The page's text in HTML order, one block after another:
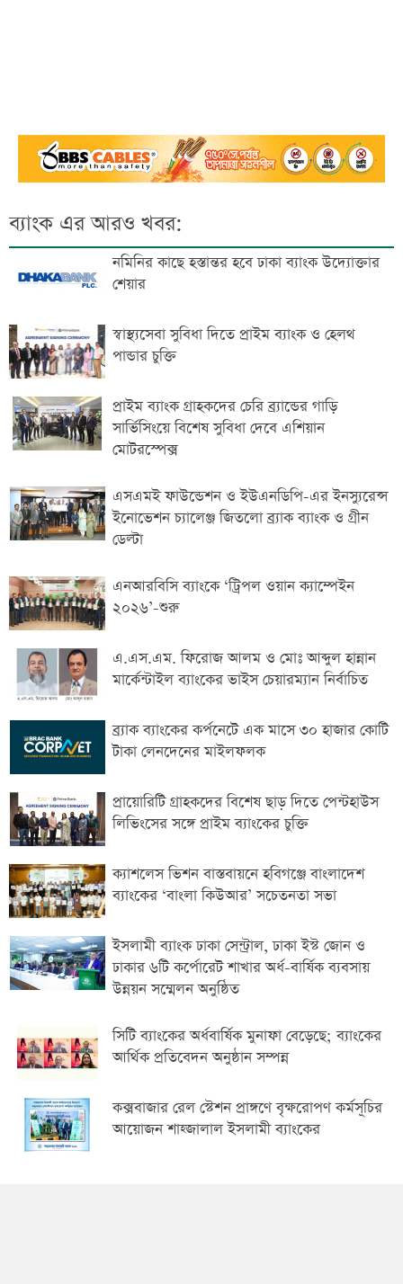
ব্যাংক এর আরও খবর:
নমিনির কাছে হস্তান্তর হবে ঢাকা ব্যাংক উদ্যোক্তার
শেয়ার
স্বাস্থ্যসেবা সুবিধা দিতে প্রাইম ব্যাংক ও হেলথ
পান্ডার চুক্তি
প্রাইম ব্যাংক গ্রাহকদের চেরি ব্র্যান্ডের গাড়ি
সার্ভিসিংয়ে বিশেষ সুবিধা দেবে এশিয়ান
মোটরস্পেক্স
এসএমই ফাউন্ডেশন ও ইউএনডিপি-এর ইনস্যুরেন্স
ইনোভেশন চ্যালেঞ্জ জিতলো ব্র্যাক ব্যাংক ও গ্রীন
ডেল্টা
এনআরবিসি ব্যাংকে ‘ট্রিপল ওয়ান ক্যাম্পেইন
২০২৬’-শুরু
এ.এস.এম. ফিরোজ আলম ও মোঃ আব্দুল হান্নান
মার্কেন্টাইল ব্যাংকের ভাইস চেয়ারম্যান নির্বাচিত
ব্র্যাক ব্যাংকের কর্পনেটে এক মাসে ৩০ হাজার কোটি
টাকা লেনদেনের মাইলফলক
প্রায়োরিটি গ্রাহকদের বিশেষ ছাড় দিতে পেন্টহাউস
লিভিংসের সঙ্গে প্রাইম ব্যাংকের চুক্তি
ক্যাশলেস ভিশন বাস্তবায়নে হবিগঞ্জে বাংলাদেশ
ব্যাংকের ‘বাংলা কিউআর’ সচেতনতা সভা
ইসলামী ব্যাংক ঢাকা সেন্ট্রাল, ঢাকা ইস্ট জোন ও
ঢাকার ৬টি কর্পোরেট শাখার অর্ধ-বার্ষিক ব্যবসায়
উন্নয়ন সম্মেলন অনুষ্ঠিত
সিটি ব্যাংকের অর্ধবার্ষিক মুনাফা বেড়েছে; ব্যাংকের
আর্থিক প্রতিবেদন অনুষ্ঠান সম্পন্ন
কক্সবাজার রেল স্টেশন প্রাঙ্গণে বৃক্ষরোপণ কর্মসূচির
আয়োজন শাহ্জালাল ইসলামী ব্যাংকের